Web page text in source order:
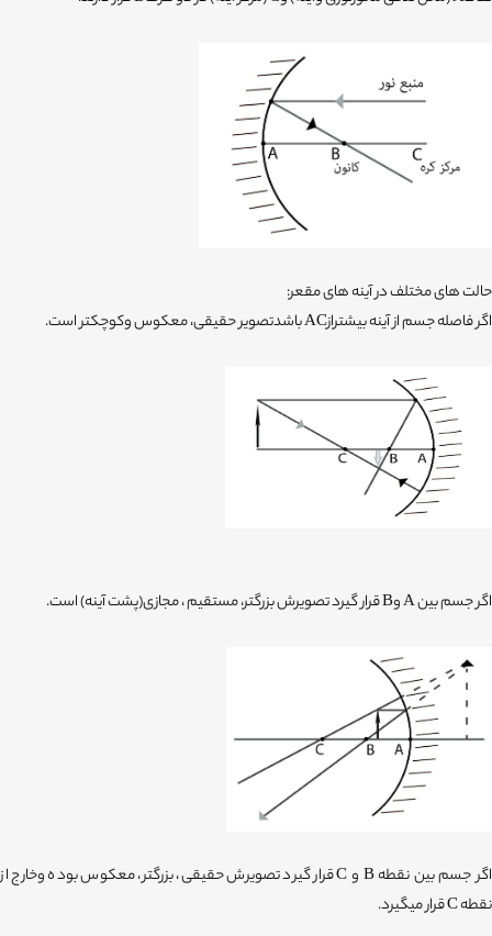
حالت های مختلف در آینه های مقعر:
اگر فاصله جسم از آینه بیشترازAC باشدتصویر حقیقی، معکوس وکوچکتر است.
اگر جسم بین A وB قرار گیرد تصویرش بزرگتر، مستقیم ، مجازی(پشت آینه) است.
اگر جسم بین نقطه B و C قرار گیرد تصویرش حقیقی، بزرگتر، معکوس بوده وخارج از
نقطه C قرار میگیرد.